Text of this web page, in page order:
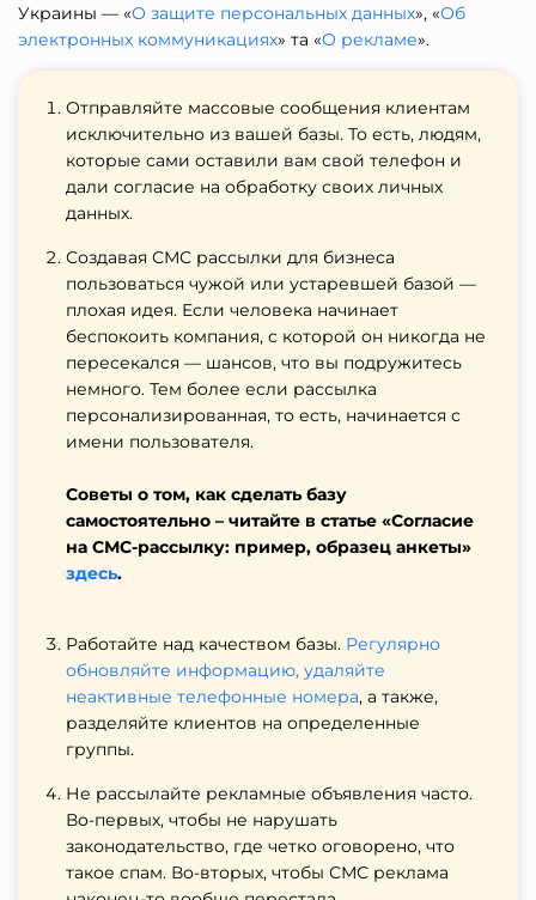
Украины — «О защите персональных данных», «Об
электронных коммуникациях» та «О рекламе».
Отправляйте массовые сообщения клиентам
исключительно из вашей базы. То есть, людям,
которые сами оставили вам свой телефон и
дали согласие на обработку своих личных
данных.
Создавая СМС рассылки для бизнеса
пользоваться чужой или устаревшей базой —
плохая идея. Если человека начинает
беспокоить компания, с которой он никогда не
пересекался — шансов, что вы подружитесь
немного. Тем более если рассылка
персонализированная, то есть, начинается с
имени пользователя.
Советы о том, как сделать базу
самостоятельно – читайте в статье «Согласие
на СМС-рассылку: пример, образец анкеты»
здесь.
Работайте над качеством базы. Регулярно
обновляйте информацию, удаляйте
неактивные телефонные номера, а также,
разделяйте клиентов на определенные
группы.
Не рассылайте рекламные объявления часто.
Во-первых, чтобы не нарушать
законодательство, где четко оговорено, что
такое спам. Во-вторых, чтобы СМС реклама